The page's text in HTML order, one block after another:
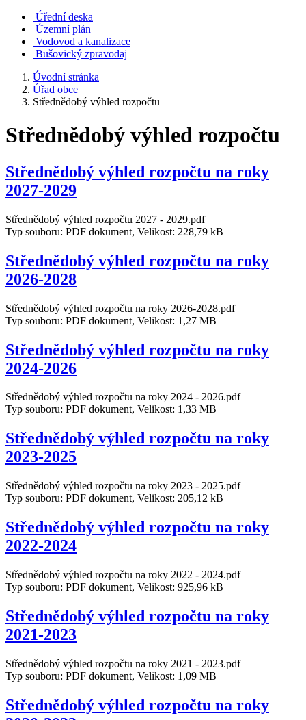
Úřední deska
Územní plán
Vodovod a kanalizace
Bušovický zpravodaj
Úvodní stránka
Úřad obce
Střednědobý výhled rozpočtu
Střednědobý výhled rozpočtu
Střednědobý výhled rozpočtu na roky
2027-2029
Střednědobý výhled rozpočtu 2027 - 2029.pdf
Typ souboru: PDF dokument, Velikost: 228,79 kB
Střednědobý výhled rozpočtu na roky
2026-2028
Střednědobý výhled rozpočtu na roky 2026-2028.pdf
Typ souboru: PDF dokument, Velikost: 1,27 MB
Střednědobý výhled rozpočtu na roky
2024-2026
Střednědobý výhled rozpočtu na roky 2024 - 2026.pdf
Typ souboru: PDF dokument, Velikost: 1,33 MB
Střednědobý výhled rozpočtu na roky
2023-2025
Střednědobý výhled rozpočtu na roky 2023 - 2025.pdf
Typ souboru: PDF dokument, Velikost: 205,12 kB
Střednědobý výhled rozpočtu na roky
2022-2024
Střednědobý výhled rozpočtu na roky 2022 - 2024.pdf
Typ souboru: PDF dokument, Velikost: 925,96 kB
Střednědobý výhled rozpočtu na roky
2021-2023
Střednědobý výhled rozpočtu na roky 2021 - 2023.pdf
Typ souboru: PDF dokument, Velikost: 1,09 MB
Střednědobý výhled rozpočtu na roky